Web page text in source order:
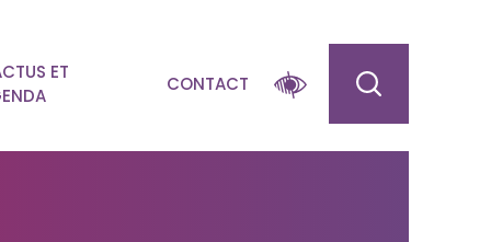
ET
CONTACT